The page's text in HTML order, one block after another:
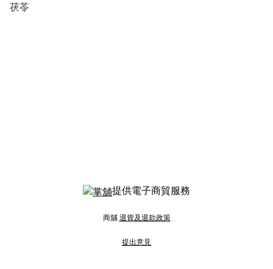
茯苓
提供電子商貿服務
商舖 退貨及退款政策
提出意見